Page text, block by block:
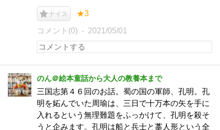
ナイス ★3
コメント(0) 2021/05/01
のん＠絵本童話から大人の教養本まで
三国志第４６回のお話。蜀の国の軍師、孔明。孔
明を妬んでいた周瑜は、三日で十万本の矢を手に
入れるという無理難題をふっかけて、孔明を殺そ
うと企みます。孔明は船と兵士と藁人形という全